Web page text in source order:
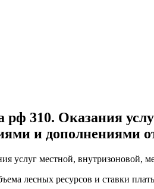
рф 310. Оказания
и дополнениями
лесных ресурсов и ставки